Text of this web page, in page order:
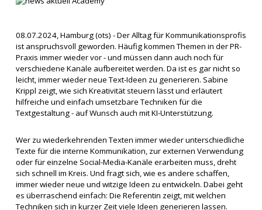
08.07.2024, Hamburg (ots) - Der Alltag für Kommunikationsprofis
ist anspruchsvoll geworden. Häufig kommen Themen in der PR-
Praxis immer wieder vor - und müssen dann auch noch für
verschiedene Kanäle aufbereitet werden. Da ist es gar nicht so
leicht, immer wieder neue Text-Ideen zu generieren. Sabine
Krippl zeigt, wie sich Kreativität steuern lässt und erläutert
hilfreiche und einfach umsetzbare Techniken für die
Textgestaltung - auf Wunsch auch mit KI-Unterstützung.
Wer zu wiederkehrenden Texten immer wieder unterschiedliche
Texte für die interne Kommunikation, zur externen Verwendung
oder für einzelne Social-Media-Kanäle erarbeiten muss, dreht
sich schnell im Kreis. Und fragt sich, wie es andere schaffen,
immer wieder neue und witzige Ideen zu entwickeln. Dabei geht
es überraschend einfach: Die Referentin zeigt, mit welchen
Techniken sich in kurzer Zeit viele Ideen generieren lassen.